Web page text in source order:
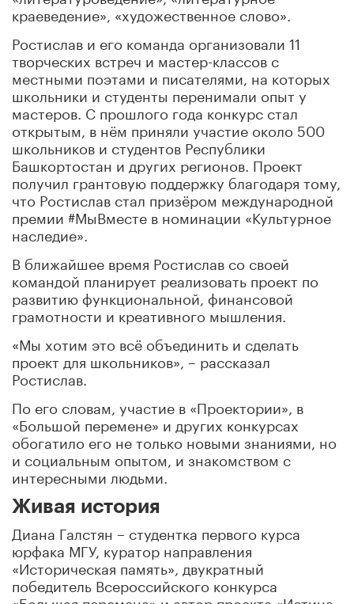
краеведение», «художественное слово».
Ростислав и его команда организовали 11
творческих встреч и мастер-классов с
местными поэтами и писателями, на которых
школьники и студенты перенимали опыт у
мастеров. С прошлого года конкурс стал
открытым, в нём приняли участие около 500
школьников и студентов Республики
Башкортостан и других регионов. Проект
получил грантовую поддержку благодаря тому,
что Ростислав стал призёром международной
премии #МыВместе в номинации «Культурное
наследие».
В ближайшее время Ростислав со своей
командой планирует реализовать проект по
развитию функциональной, финансовой
грамотности и креативного мышления.
«Мы хотим это всё объединить и сделать
проект для школьников», – рассказал
Ростислав.
По его словам, участие в «Проектории», в
«Большой перемене» и других конкурсах
обогатило его не только новыми знаниями, но
и социальным опытом, и знакомством с
интересными людьми.
Живая история
Диана Галстян – студентка первого курса
юрфака МГУ, куратор направления
«Историческая память», двукратный
победитель Всероссийского конкурса